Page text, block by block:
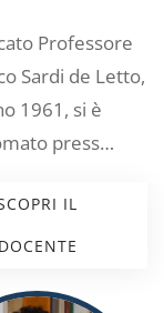
Professore
Sardi de Letto,
1961, si è
press…
IL
DOCENTE